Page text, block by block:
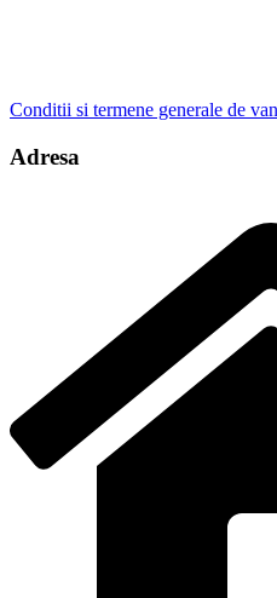
Conditii si termene generale de
Adresa